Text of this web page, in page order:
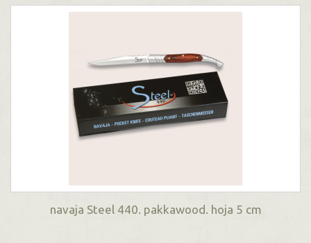
navaja Steel 440. pakkawood. hoja 5 cm